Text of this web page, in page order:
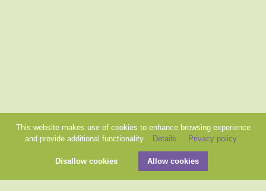
This website makes use of cookies to enhance browsing experience
and provide additional functionality.
Details Privacy policy
Disallow cookies Allow cookies